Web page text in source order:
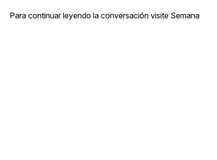
Para continuar leyendo la conversación visite Semana